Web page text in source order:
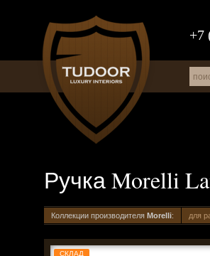
+7
Ручка Morelli
Коллекции производителя Morelli: для
СКЛАД